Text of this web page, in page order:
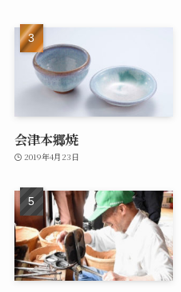
会津本郷焼
2019年4月23日